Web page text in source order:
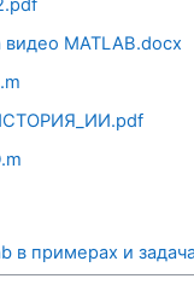
MATLAB.docx
в примерах и